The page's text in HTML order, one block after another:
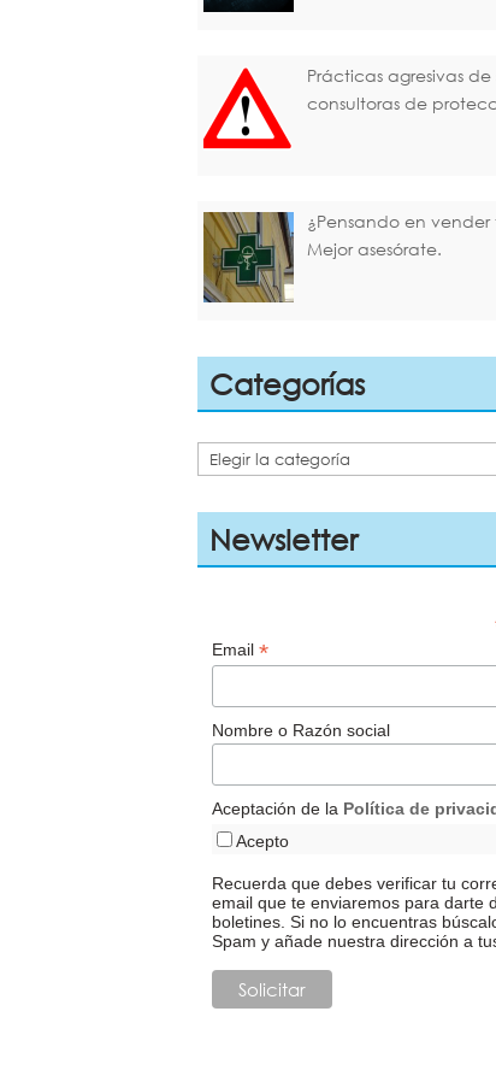
Prácticas agresivas de
consultoras de
¿Pensando en
Mejor asesórate.
Categorías
Categorías
Newsletter
Email *
Nombre o Razón social
Aceptación de la Política de
Acepto
Recuerda que debes verificar tu
email que te enviaremos para darte
boletines. Si no lo encuentras
Spam y añade nuestra dirección a